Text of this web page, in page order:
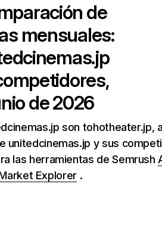
de
mensuales:
de 2026
son tohotheater.jp,
unitedcinemas.jp y sus
las herramientas de Semrush
Explorer.